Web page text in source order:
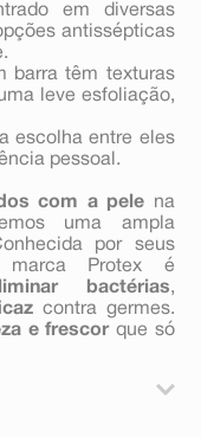
em diversas
antissépticas
barra têm texturas
leve esfoliação,
escolha entre eles
pessoal.
com a pele na
uma ampla
por seus
Protex é
bactérias,
contra germes.
e frescorque só